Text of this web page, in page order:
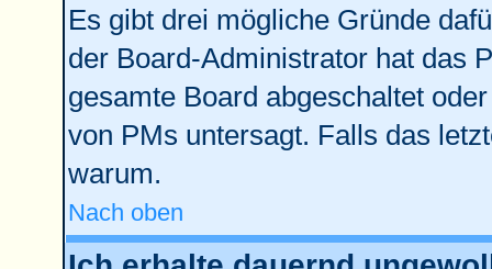
Es gibt drei mögliche Gründe
der Board-Administrator hat das
gesamte Board abgeschaltet
von PMs untersagt. Falls das
warum.
Nach oben